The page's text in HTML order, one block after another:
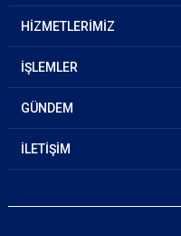
HİZMETLERİMİZ
İŞLEMLER
GÜNDEM
İLETİŞİM